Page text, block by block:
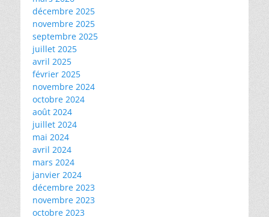
décembre 2025
novembre 2025
septembre 2025
juillet 2025
avril 2025
février 2025
novembre 2024
octobre 2024
août 2024
juillet 2024
mai 2024
avril 2024
mars 2024
janvier 2024
décembre 2023
novembre 2023
octobre 2023